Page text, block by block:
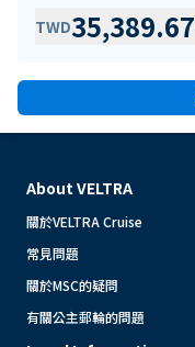
TWD35,389.67
About VELTRA
關於VELTRA Cruise
常見問題
關於MSC的疑問
有關公主郵輪的問題